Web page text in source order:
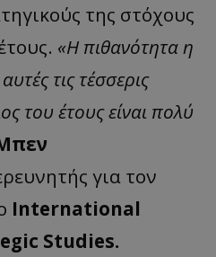
της στόχους
«Η πιθανότητα η
τις τέσσερις
του έτους είναι πολύ
για τον
International
Studies.